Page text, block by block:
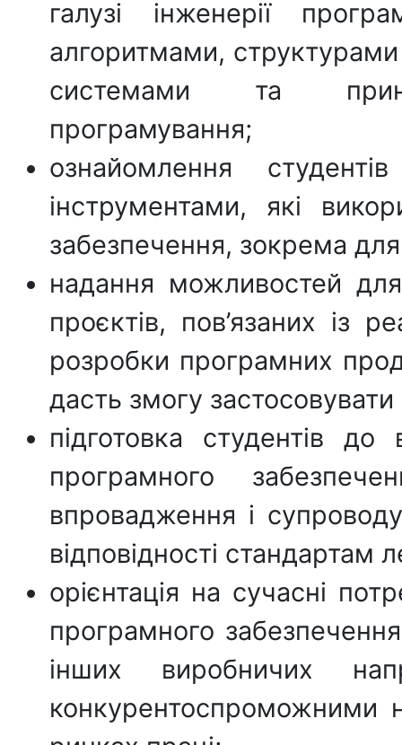
галузі інженерії
алгоритмами,
системами та
програмування;
ознайомлення
інструментами, які
забезпечення, зокрема
надання можливостей для
проєктів, пов’язаних із
розробки програмних
дасть змогу
підготовка студентів
програмного
впровадження і
відповідності стандартам
орієнтація на сучасні
програмного
інших виробничих
конкурентоспроможними